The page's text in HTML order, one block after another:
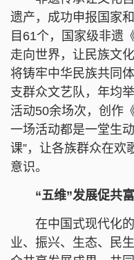
遗产，成功申报国家
目61个，国家级非遗
走向世界，让民族文
将铸牢中华民族共同
支群众文艺队，年均
活动50余场次，创作
一场活动都是一堂生
课”，让各族群众在欢
意识。
“五维”发展促共
在中国式现代化
业、振兴、生态、民